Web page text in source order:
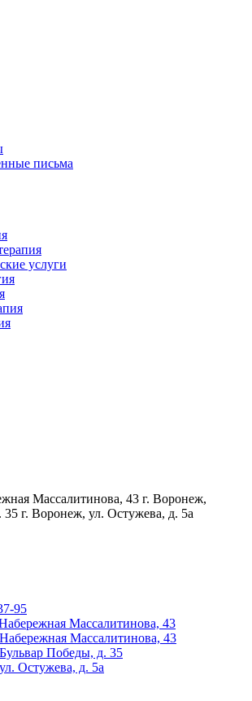
письма
услуги
Массалитинова, 43 г. Воронеж,
35 г. Воронеж, ул. Остужева, д. 5а
95
Массалитинова, 43
Набережная Массалитинова, 43
Бульвар Победы, д. 35
ул. Остужева, д. 5а